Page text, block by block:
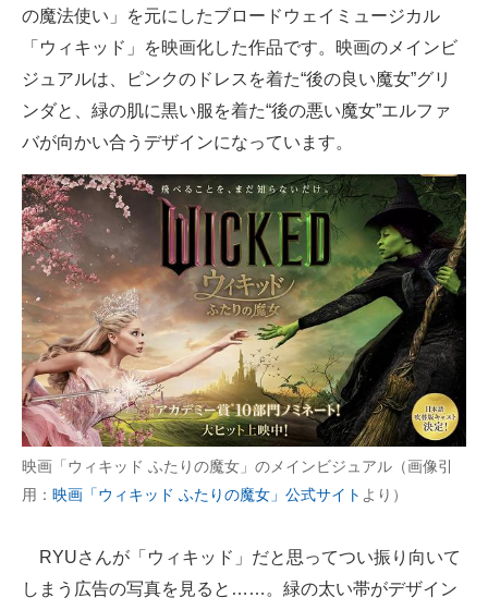
の魔法使い」を元にしたブロードウェイミュージカル
「ウィキッド」を映画化した作品です。映画のメインビ
ジュアルは、ピンクのドレスを着た“後の良い魔女”グリ
ンダと、緑の肌に黒い服を着た“後の悪い魔女”エルファ
バが向かい合うデザインになっています。
映画「ウィキッド ふたりの魔女」のメインビジュアル（画像引
用： 映画「ウィキッド ふたりの魔女」公式サイト より）
RYUさんが「ウィキッド」だと思ってつい振り向いて
しまう広告の写真を見ると……。緑の太い帯がデザイン